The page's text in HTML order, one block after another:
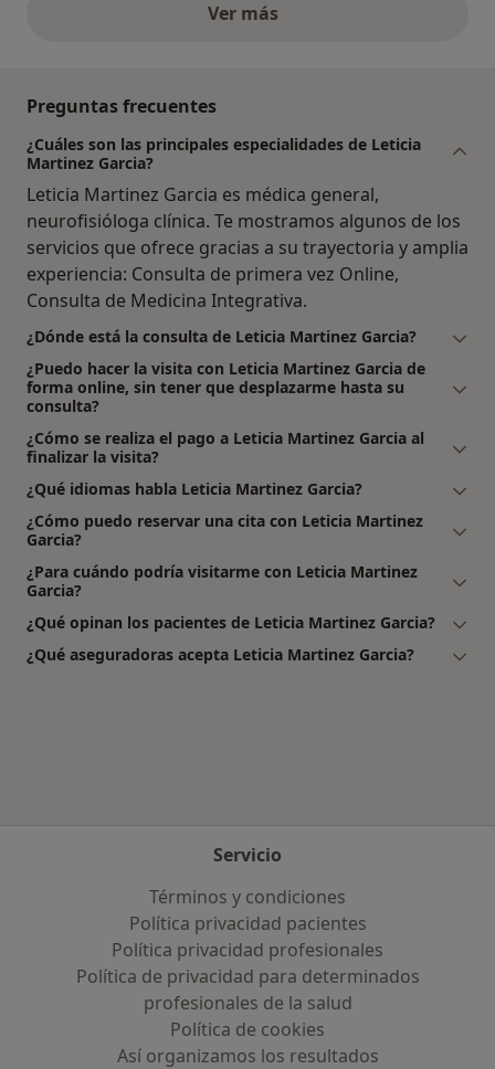
Ver másopiniones anteriores
Preguntas frecuentes
¿Cuáles son las principales especialidades de Leticia
Martinez Garcia?
Leticia Martinez Garcia es médica general,
neurofisióloga clínica. Te mostramos algunos de los
servicios que ofrece gracias a su trayectoria y amplia
experiencia: Consulta de primera vez Online,
Consulta de Medicina Integrativa.
¿Dónde está la consulta de Leticia Martinez Garcia?
¿Puedo hacer la visita con Leticia Martinez Garcia de
forma online, sin tener que desplazarme hasta su
consulta?
¿Cómo se realiza el pago a Leticia Martinez Garcia al
finalizar la visita?
¿Qué idiomas habla Leticia Martinez Garcia?
¿Cómo puedo reservar una cita con Leticia Martinez
Garcia?
¿Para cuándo podría visitarme con Leticia Martinez
Garcia?
¿Qué opinan los pacientes de Leticia Martinez Garcia?
¿Qué aseguradoras acepta Leticia Martinez Garcia?
Servicio
Términos y condiciones
Política privacidad pacientes
Política privacidad profesionales
Política de privacidad para determinados
profesionales de la salud
Política de cookies
Así organizamos los resultados